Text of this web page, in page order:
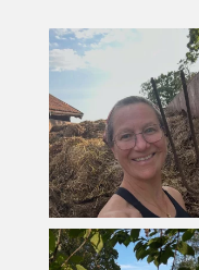
kullanslycka
kullanslycka
Jul 16